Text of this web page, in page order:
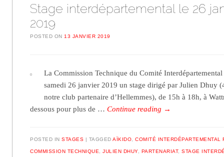
Stage interdépartemental le 26
2019
POSTED ON 13 JANVIER 2019
La Commission Technique du Comité
samedi 26 janvier 2019 un stage dirigé par Julien Dhuy
notre club partenaire d’Hellemmes), de 15h à 18h, à
dessous pour plus de …Continue reading →
POSTED INSTAGES TAGGEDAÏKIDO,COMITÉ INTERDÉPARTEMENTAL
COMMISSION TECHNIQUE,JULIEN DHUY, PARTENARIAT,STAGE